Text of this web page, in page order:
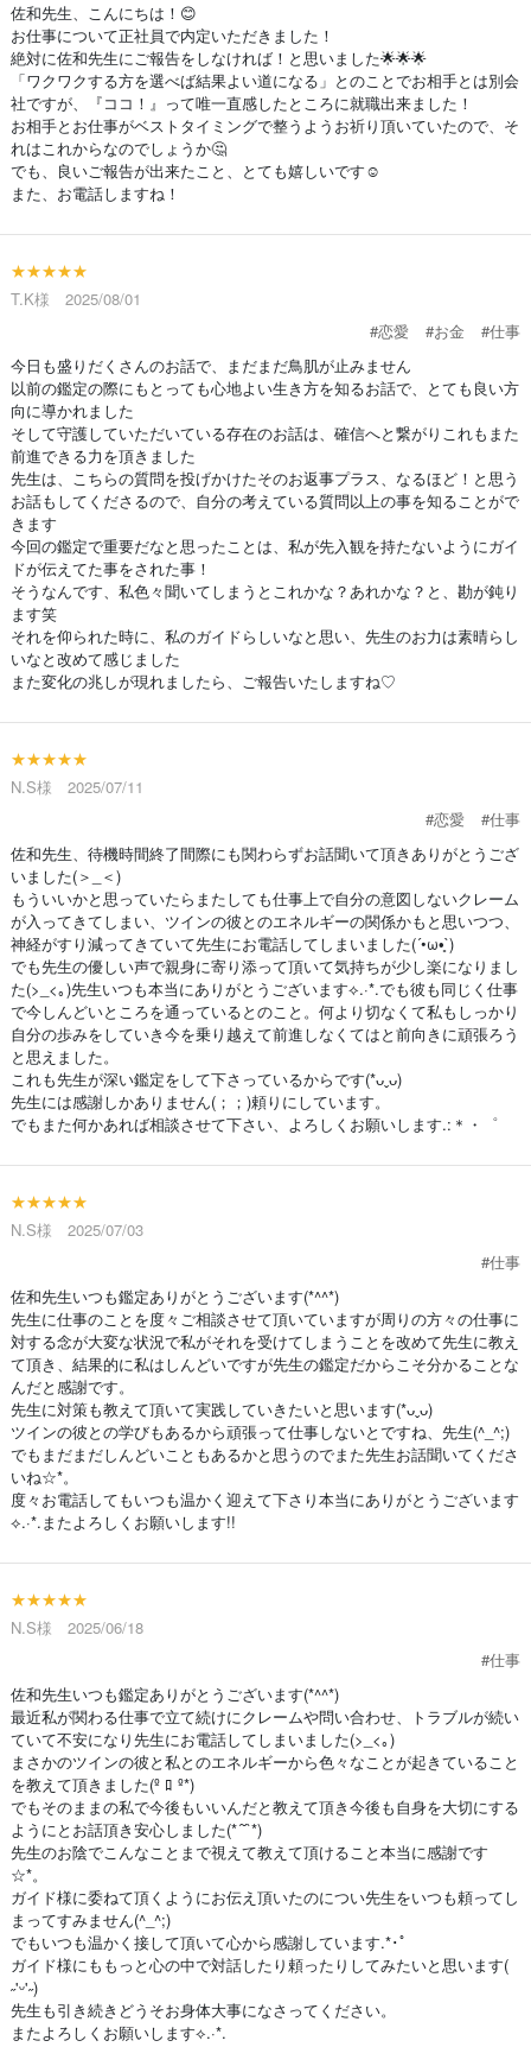
佐和先生、こんにちは！😊
お仕事について正社員で内定いただきました！
絶対に佐和先生にご報告をしなければ！と思いました🌟🌟🌟
「ワクワクする方を選べば結果よい道になる」とのことでお相手とは別会
社ですが、『ココ！』って唯一直感したところに就職出来ました！
お相手とお仕事がベストタイミングで整うようお祈り頂いていたので、そ
れはこれからなのでしょうか🤔
でも、良いご報告が出来たこと、とても嬉しいです☺️
また、お電話しますね！
★★★★★
T.K様 2025/08/01
#恋愛
#お金
#仕事
今日も盛りだくさんのお話で、まだまだ鳥肌が止みません
以前の鑑定の際にもとっても心地よい生き方を知るお話で、とても良い方
向に導かれました
そして守護していただいている存在のお話は、確信へと繋がりこれもまた
前進できる力を頂きました
先生は、こちらの質問を投げかけたそのお返事プラス、なるほど！と思う
お話もしてくださるので、自分の考えている質問以上の事を知ることがで
きます
今回の鑑定で重要だなと思ったことは、私が先入観を持たないようにガイ
ドが伝えてた事をされた事！
そうなんです、私色々聞いてしまうとこれかな？あれかな？と、勘が鈍り
ます笑
それを仰られた時に、私のガイドらしいなと思い、先生のお力は素晴らし
いなと改めて感じました
また変化の兆しが現れましたら、ご報告いたしますね♡
★★★★★
N.S様 2025/07/11
#恋愛
#仕事
佐和先生、待機時間終了間際にも関わらずお話聞いて頂きありがとうござ
いました(＞_＜)
もういいかと思っていたらまたしても仕事上で自分の意図しないクレーム
が入ってきてしまい、ツインの彼とのエネルギーの関係かもと思いつつ、
神経がすり減ってきていて先生にお電話してしまいました(´•ω•̥`)
でも先生の優しい声で親身に寄り添って頂いて気持ちが少し楽になりまし
た(>_<｡)先生いつも本当にありがとうございます⟡.·*.でも彼も同じく仕事
で今しんどいところを通っているとのこと。何より切なくて私もしっかり
自分の歩みをしていき今を乗り越えて前進しなくてはと前向きに頑張ろう
と思えました。
これも先生が深い鑑定をして下さっているからです(*ᴗˬᴗ)
先生には感謝しかありません(；；)頼りにしています。
でもまた何かあれば相談させて下さい、よろしくお願いします.:＊・゜
★★★★★
N.S様 2025/07/03
#仕事
佐和先生いつも鑑定ありがとうございます(*^^*)
先生に仕事のことを度々ご相談させて頂いていますが周りの方々の仕事に
対する念が大変な状況で私がそれを受けてしまうことを改めて先生に教え
て頂き、結果的に私はしんどいですが先生の鑑定だからこそ分かることな
んだと感謝です。
先生に対策も教えて頂いて実践していきたいと思います(*ᴗˬᴗ)
ツインの彼との学びもあるから頑張って仕事しないとですね、先生(^_^;)
でもまだまだしんどいこともあるかと思うのでまた先生お話聞いてくださ
いね☆*。
度々お電話してもいつも温かく迎えて下さり本当にありがとうございます
⟡.·*.またよろしくお願いします!!
★★★★★
N.S様 2025/06/18
#仕事
佐和先生いつも鑑定ありがとうございます(*^^*)
最近私が関わる仕事で立て続けにクレームや問い合わせ、トラブルが続い
ていて不安になり先生にお電話してしまいました(>_<｡)
まさかのツインの彼と私とのエネルギーから色々なことが起きていること
を教えて頂きました(º ﾛ º*)
でもそのままの私で今後もいいんだと教えて頂き今後も自身を大切にする
ようにとお話頂き安心しました(*´˘`*)
先生のお陰でこんなことまで視えて教えて頂けること本当に感謝です
☆*。
ガイド様に委ねて頂くようにお伝え頂いたのについ先生をいつも頼ってし
まってすみません(^_^;)
でもいつも温かく接して頂いて心から感謝しています.*･ﾟ
ガイド様にももっと心の中で対話したり頼ったりしてみたいと思います(
˶'ᵕ'˶)
先生も引き続きどうそお身体大事になさってください。
またよろしくお願いします⟡.·*.